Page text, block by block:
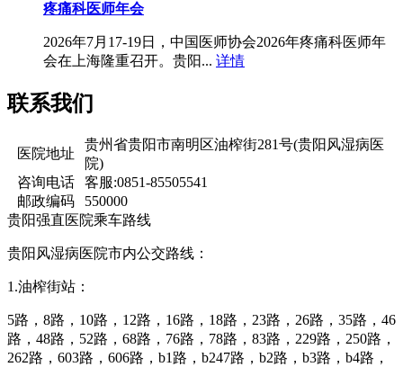
疼痛科医师年会
2026年7月17-19日，中国医师协会2026年疼痛科医师年
会在上海隆重召开。贵阳... 详情
联系我们
医院地址
贵州省贵阳市南明区油榨街281号(贵阳风湿病医
院)
咨询电话
客服:0851-85505541
邮政编码
550000
贵阳强直医院乘车路线
贵阳风湿病医院市内公交路线：
1.油榨街站：
5路，8路，10路，12路，16路，18路，23路，26路，35路，46
路，48路，52路，68路，76路，78路，83路，229路，250路，
262路，603路，606路，b1路，b247路，b2路，b3路，b4路，